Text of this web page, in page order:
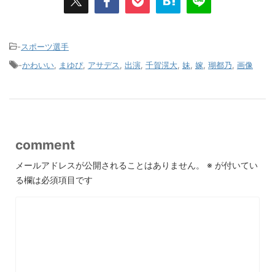
-スポーツ選手
-かわいい まゆぴ, アサデス 出演 千賀滉大 妹 嫁 瑚都乃 画像
comment
メールアドレスが公開されることはありません。 ※ が付いてい
る欄は必須項目です